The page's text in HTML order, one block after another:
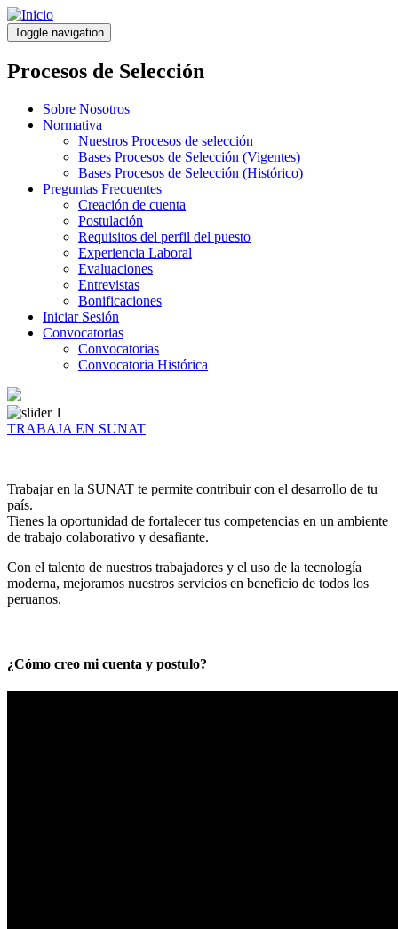
Pasar
al
contenido
principal
Toggle navigation
Procesos de Selección
Sobre Nosotros
Normativa
Nuestros Procesos de selección
Bases Procesos de Selección (Vigentes)
Bases Procesos de Selección (Histórico)
Preguntas Frecuentes
Creación de cuenta
Postulación
Requisitos del perfil del puesto
Experiencia Laboral
Evaluaciones
Entrevistas
Bonificaciones
Iniciar Sesión
Convocatorias
Convocatorias
Convocatoria Histórica
TRABAJA EN SUNAT
Trabajar en la SUNAT te permite contribuir con el desarrollo de tu
país.
Tienes la oportunidad de fortalecer tus competencias en un ambiente
de trabajo colaborativo y desafiante.
Con el talento de nuestros trabajadores y el uso de la tecnología
moderna, mejoramos nuestros servicios en beneficio de todos los
peruanos.
¿Cómo creo mi cuenta y postulo?